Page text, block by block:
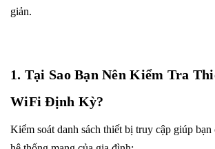
giản.
1. Tại Sao Bạn Nên Kiểm Tra
WiFi Định Kỳ?
Kiểm soát danh sách thiết bị truy cập giúp bạn